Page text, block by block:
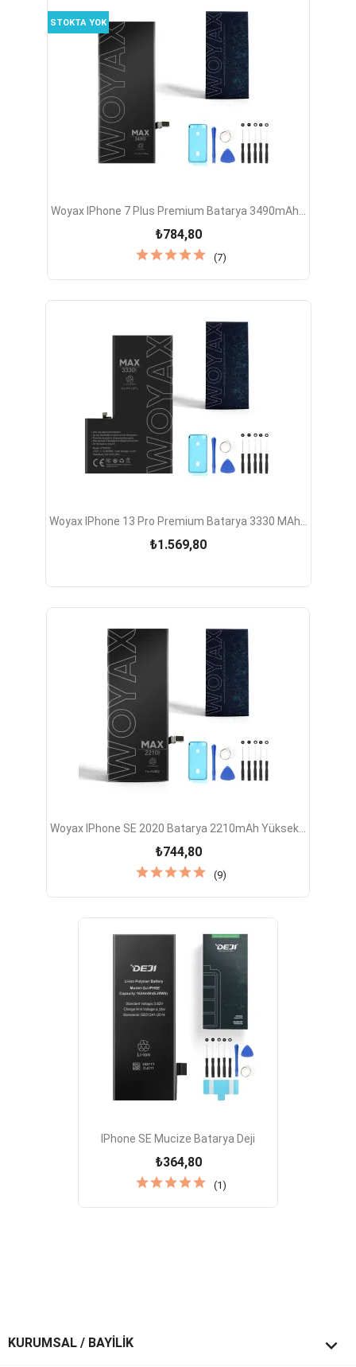
Woyax IPhone 7 Plus Premium Batarya 3490mAh...
₺784,80
(7)
STOKTA YOK
Woyax IPhone 13 Pro Premium Batarya 3330 MAh...
₺1.569,80
Woyax IPhone SE 2020 Batarya 2210mAh Yüksek...
₺744,80
(9)
IPhone SE Mucize Batarya Deji
₺364,80
(1)
KURUMSAL / BAYİLİK 